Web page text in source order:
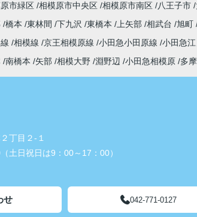
市緑区 相模原市中央区 相模原市南区 八王子市
橋本 東林間 下九沢 東橋本 上矢部 相武台 旭町
相模線 京王相模原線 小田急小田原線 小田急
南橋本 矢部 相模大野 淵野辺 小田急相模原 多
丁目２-１
土日祝日は9：00～17：00）
せ 042-771-0127